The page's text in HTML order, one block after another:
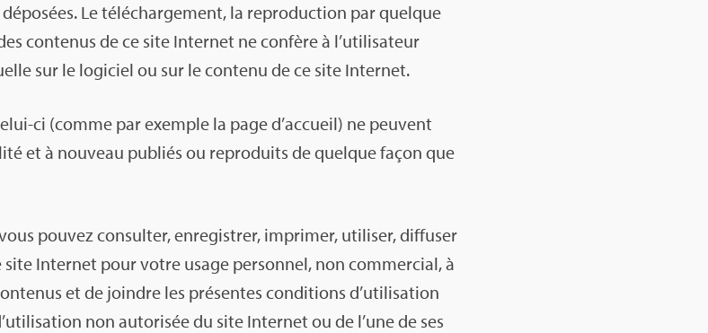
Le télé­char­ge­ment, la repro­duc­tion par quelque
conte­nus de ce site Inter­net ne confère à l’uti­li­sa­teur
sur le logi­ciel ou sur le contenu de ce site Inter­net.
ci (comme par exemple la page d’ac­cueil) ne peuvent
et à nou­veau publiés ou repro­duits de quelque façon que
pou­vez consul­ter, enre­gis­trer, impri­mer, uti­li­ser, dif­fu­ser
Inter­net pour votre usage per­son­nel, non com­mer­cial, à
et de joindre les pré­sentes condi­tions d’uti­li­sa­tion
non auto­ri­sée du site Inter­net ou de l’une de ses